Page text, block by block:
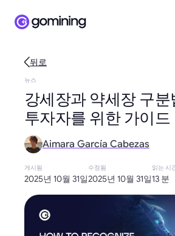
뒤로
뉴스
강세장과 약세장 구분
투자자를 위한 가이드
Aimara García Cabezas
게시됨
2025년 10월 31일
수정됨
2025년 10월 31일
읽는 시
13 분